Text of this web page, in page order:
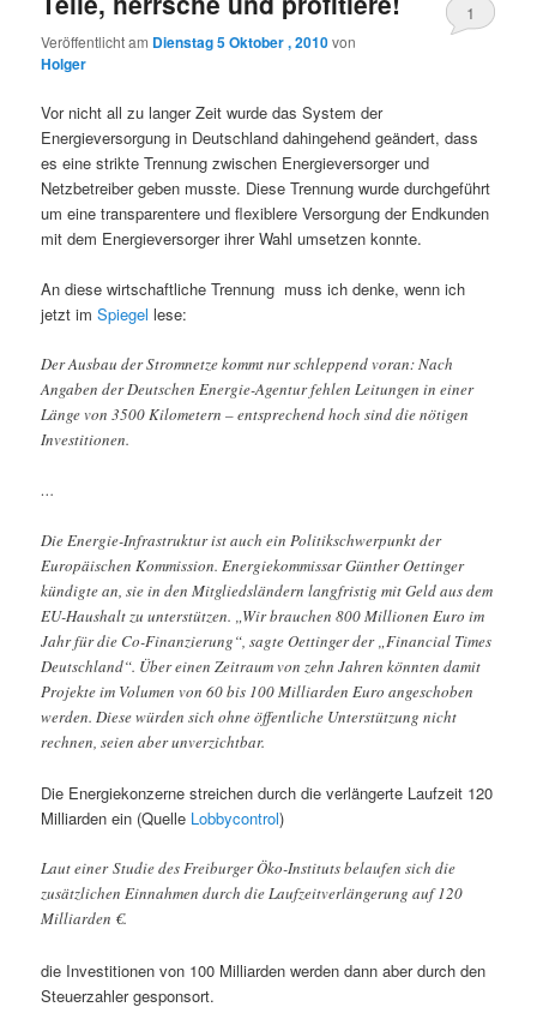
Veröffentlicht am Dienstag 5 Oktober , 2010von
Holger
1
Vor nicht all zu langer Zeit wurde das System der
Energieversorgung in Deutschland dahingehend geändert, dass
es eine strikte Trennung zwischen Energieversorger und
Netzbetreiber geben musste. Diese Trennung wurde durchgeführt
um eine transparentere und flexiblere Versorgung der Endkunden
mit dem Energieversorger ihrer Wahl umsetzen konnte.
An diese wirtschaftliche Trennung muss ich denke, wenn ich
jetzt imSpiegel lese:
Der Ausbau der Stromnetze kommt nur schleppend voran: Nach
Angaben der Deutschen Energie-Agentur fehlen Leitungen in einer
Länge von 3500 Kilometern – entsprechend hoch sind die nötigen
Investitionen.
…
Die Energie-Infrastruktur ist auch ein Politikschwerpunkt der
Europäischen Kommission. Energiekommissar Günther Oettinger
kündigte an, sie in den Mitgliedsländern langfristig mit Geld aus dem
EU-Haushalt zu unterstützen. „Wir brauchen 800 Millionen Euro im
Jahr für die Co-Finanzierung“, sagte Oettinger der „Financial Times
Deutschland“. Über einen Zeitraum von zehn Jahren könnten damit
Projekte im Volumen von 60 bis 100 Milliarden Euro angeschoben
werden. Diese würden sich ohne öffentliche Unterstützung nicht
rechnen, seien aber unverzichtbar.
Die Energiekonzerne streichen durch die verlängerte Laufzeit 120
Milliarden ein (Quelle Lobbycontrol)
Laut einer Studie des Freiburger Öko-Instituts belaufen sich die
zusätzlichen Einnahmen durch die Laufzeitverlängerung auf 120
Milliarden €.
die Investitionen von 100 Milliarden werden dann aber durch den
Steuerzahler gesponsort.